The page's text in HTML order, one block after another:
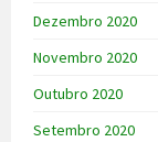
Dezembro 2020
Novembro 2020
Outubro 2020
Setembro 2020